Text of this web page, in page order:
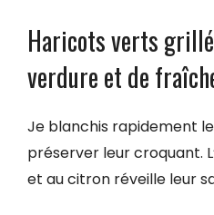
Haricots verts
verdure et de
Je blanchis rapidement
préserver leur croquant.
et au citron réveille leur